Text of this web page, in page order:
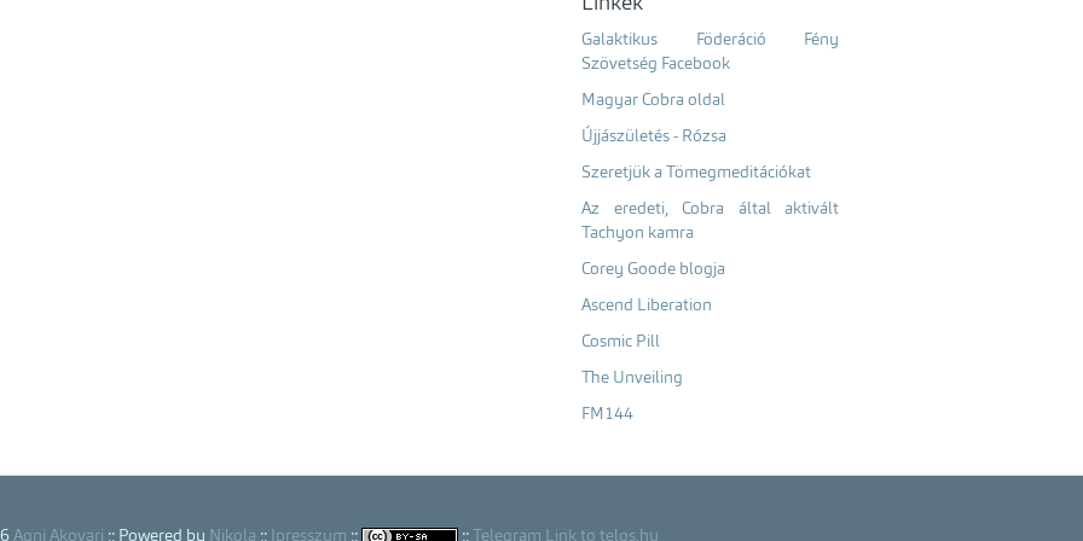
Galaktikus Föderáció Fény
Szövetség Facebook
Magyar Cobra oldal
Újjászületés - Rózsa
Szeretjük a Tömegmeditációkat
Az eredeti, Cobra által aktivált
Tachyon kamra
Corey Goode blogja
Ascend Liberation
Cosmic Pill
The Unveiling
FM144
Agni Akovari :: Powered by Nikola :: Ipresszum :: :: Telegram Link to telos.hu